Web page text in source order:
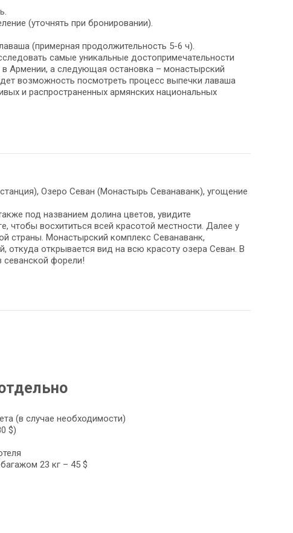
(уточнять при бронировании).
(примерная продолжительность 5-6 ч).
самые уникальные достопримечательности
Армении, а следующая остановка – монастырский
возможность посмотреть процесс выпечки лаваша
и распространенных армянских национальных
Озеро Севан (Монастырь Севанаванк), угощение
под названием долина цветов, увидите
чтобы восхититься всей красотой местности. Далее у
страны. Монастырский комплекс Севанаванк,
открывается вид на всю красоту озера Севан. В
форели!
(в случае необходимости)
$)
23 кг – 45 $